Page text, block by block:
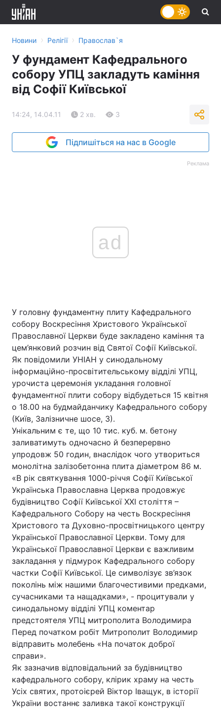
Головна
Україна Політика
Економіка Світ
Спорт Наука
Техно і зв'язок Лайт
Зброя Інциденти
Здоров'я
Цікавинки Погода
Екологія
Лонгріди
Новини › Релігії › Православ`я
У фундамент Кафедрального
собору УПЦ закладуть каміння
від Софії Київської
14:24, 14.04.11 2 хв. 3
Підпишіться на нас в Google
Реклама
ad
У головну фундаментну плиту Кафедрального
собору Воскресіння Христового Української
Православної Церкви буде закладено каміння та
цем’янковий розчин від Святої Софії Київської.
Як повідомили УНІАН у синодальному
інформаційно-просвітительському відділі УПЦ,
урочиста церемонія укладання головної
фундаментної плити собору відбудеться 15 квітня
о 18.00 на будмайданчику Кафедрального собору
(Київ, Залізничне шосе, 3).
Унікальним є те, що 10 тис. куб. м. бетону
заливатимуть одночасно й безперервно
упродовж 50 годин, внаслідок чого утвориться
монолітна залізобетонна плита діаметром 86 м.
«В рік святкування 1000-річчя Софії Київської
Українська Православна Церква продовжує
будівництво Софії Київської ХХІ століття –
Кафедрального Собору на честь Воскресіння
Христового та Духовно-просвітницького центру
Української Православної Церкви. Тому для
Української Православної Церкви є важливим
закладання у підмурок Кафедрального собору
частки Софії Київської. Це символізує зв’язок
поколінь між нашими благочестивими предками,
сучасниками та нащадками», - процитували у
синодальному відділі УПЦ коментар
предстоятеля УПЦ митрополита Володимира
Перед початком робіт Митрополит Володимир
відправить молебень «На початок доброї
справи».
Як зазначив відповідальний за будівництво
кафедрального собору, клірик храму на честь
Усіх святих, протоієрей Віктор Іващук, в історії
України востаннє заливка такої конструкції